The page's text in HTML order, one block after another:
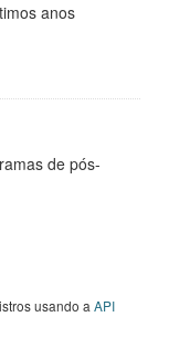
anos
de pós-
usando a API